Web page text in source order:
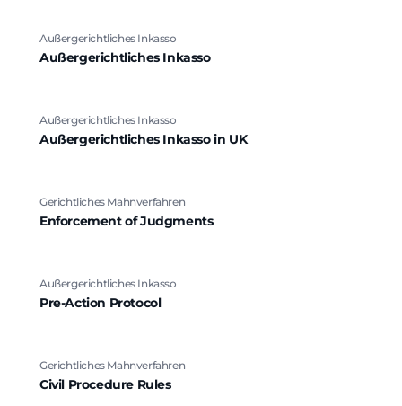
Außergerichtliches Inkasso
Außergerichtliches Inkasso
Außergerichtliches Inkasso
Außergerichtliches Inkasso in UK
Gerichtliches Mahnverfahren
Enforcement of Judgments
Außergerichtliches Inkasso
Pre-Action Protocol
Gerichtliches Mahnverfahren
Civil Procedure Rules